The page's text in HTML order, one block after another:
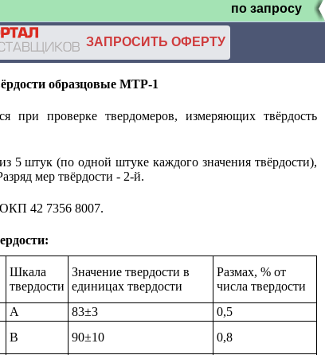
по запросу
ЗАПРОСИТЬ ОФЕРТУ
образцовые МТР-1
при проверке твердомеров, измеряющих твёрдость
5 штук (по одной штуке каждого значения твёрдости),
мер твёрдости - 2-й.
42 7356 8007.
Шкала
твердости
Значение твердости в
единицах твердости
Размах, % от
числа твердости
A 83±3
0,5
B 90±10
0,8